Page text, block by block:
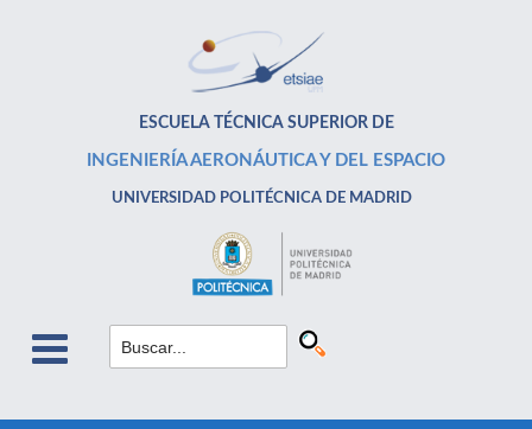
ESCUELA TÉCNICA SUPERIOR DE
INGENIERÍA AERONÁUTICA Y DEL ESPACIO
UNIVERSIDAD POLITÉCNICA DE MADRID